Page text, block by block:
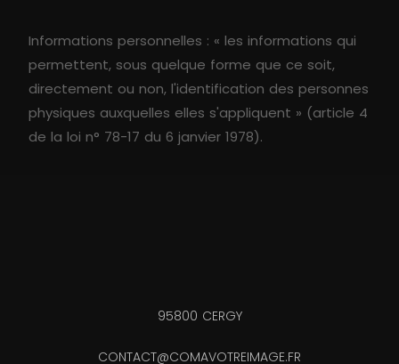
Informations personnelles : « les informations qui
permettent, sous quelque forme que ce soit,
directement ou non, l'identification des personnes
physiques auxquelles elles s'appliquent » (article 4
de la loi n° 78-17 du 6 janvier 1978).
95800 CERGY
CONTACT@COMAVOTREIMAGE.FR